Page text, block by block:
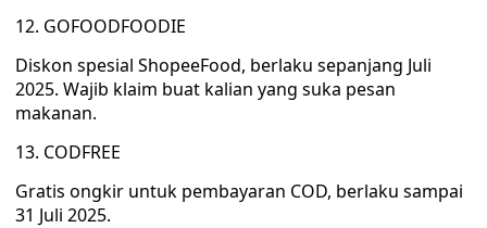
12. GOFOODFOODIE
Diskon spesial ShopeeFood, berlaku sepanjang Juli
2025. Wajib klaim buat kalian yang suka pesan
makanan.
13. CODFREE
Gratis ongkir untuk pembayaran COD, berlaku sampai
31 Juli 2025.